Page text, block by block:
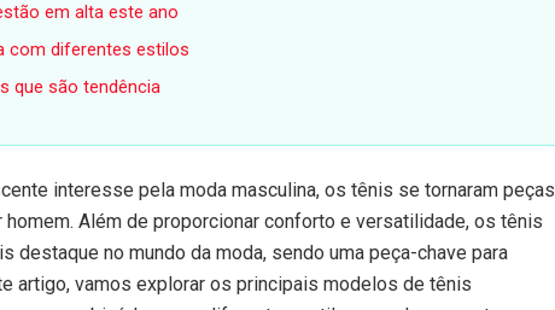
em alta este ano
com diferentes estilos
que são tendência
interesse pela moda masculina, os tênis se tornaram peças
Além de proporcionar conforto e versatilidade, os tênis
destaque no mundo da moda, sendo uma peça-chave para
artigo, vamos explorar os principais modelos de tênis